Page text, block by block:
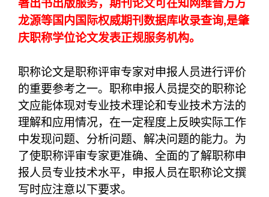
龙源等国内国际权威期刊数据库收录查询,是肇
庆职称学位论文发表正规服务机构。
职称论文是职称评审专家对申报人员进行评价
的重要参考之一。职称申报人员提交的职称论
文应能体现对专业技术理论和专业技术方法的
理解和应用情况，在一定程度上反映实际工作
中发现问题、分析问题、解决问题的能力。为
了使职称评审专家更准确、全面的了解职称申
报人员专业技术水平，申报人员在职称论文撰
写时应注意以下要求。